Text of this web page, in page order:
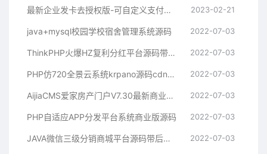
最新企业发卡去授权版-可自定义支付接口 2023-02-21
java+mysql校园学校宿舍管理系统源码 2022-07-03
ThinkPHP火爆HZ复利分红平台源码带商城抽奖 2022-07-03
PHP仿720全景云系统krpano源码cdn七牛云转存带全景拍摄教程制作软件 2022-07-03
AijiaCMS爱家房产门户V7.30最新商业修复版手机版+微信互动+楼盘分销+二手房系统+装修 2022-07-03
PHP自适应APP分发平台系统商业版源码 2022-07-03
JAVA微信三级分销商城平台源码带后台和完整数据库 2022-07-03